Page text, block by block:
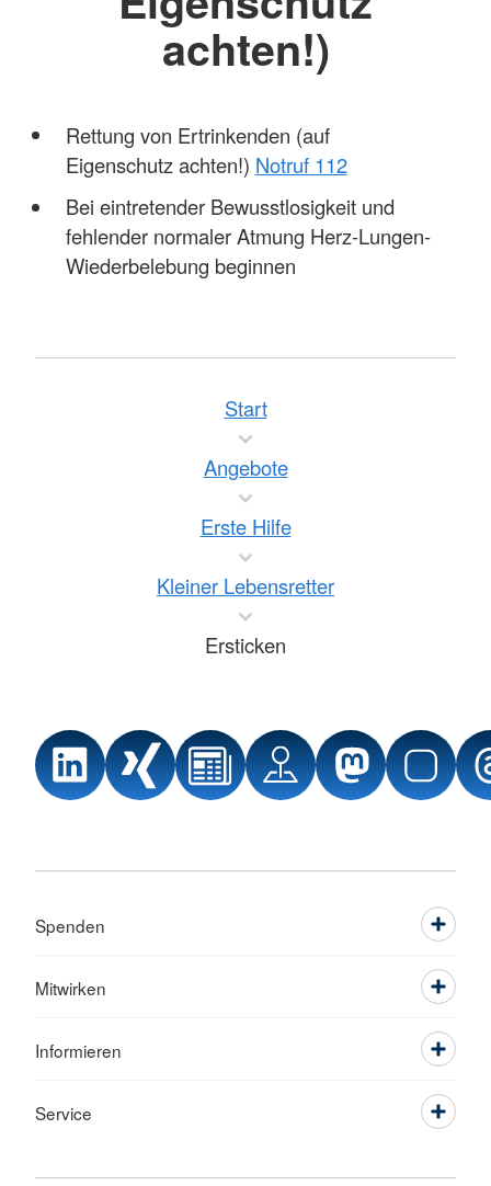
achten!)
Rettung von Ertrinkenden (auf
Eigenschutz achten!) Notruf 112
Bei eintretender Bewusstlosigkeit und
fehlender normaler Atmung Herz-Lungen-
Wiederbelebung beginnen
Start
Angebote
Erste Hilfe
Kleiner Lebensretter
Ersticken
Spenden
Mitwirken
Informieren
Service